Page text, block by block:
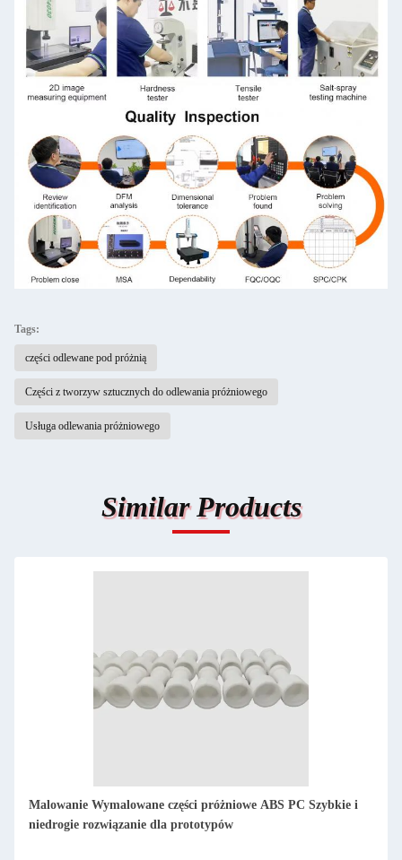
Tags:
części odlewane pod próżnią
Części z tworzyw sztucznych do odlewania próżniowego
Usługa odlewania próżniowego
Similar Products
PU Gumka PMMA Protypowe odlewy próżniowe Gładkie,
szybkie i dokładne repliki wzorów mistrzowskich